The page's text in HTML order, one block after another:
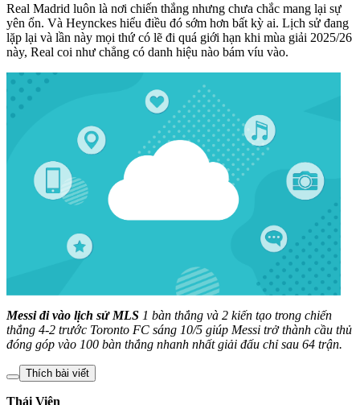
Real Madrid luôn là nơi chiến thắng nhưng chưa chắc mang lại sự
yên ổn. Và Heynckes hiểu điều đó sớm hơn bất kỳ ai. Lịch sử đang
lặp lại và lần này mọi thứ có lẽ đi quá giới hạn khi mùa giải 2025/26
này, Real coi như chẳng có danh hiệu nào bám víu vào.
Messi đi vào lịch sử MLS 1 bàn thắng và 2 kiến tạo trong chiến
thắng 4-2 trước Toronto FC sáng 10/5 giúp Messi trở thành cầu thủ
đóng góp vào 100 bàn thắng nhanh nhất giải đấu chỉ sau 64 trận.
Thích bài viết
Thái Viên